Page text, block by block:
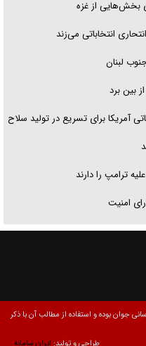
بخش‌هایی از غزه
انتخاباتی می‌زند
لبنان
بین برد
آمریکا برای تسریع در تولید سلاح
ترامپ را دارند
امنیت
جوان بوده و استفاده از مطالب آن با ذکر
طراحی و تولید: ایران سامانه